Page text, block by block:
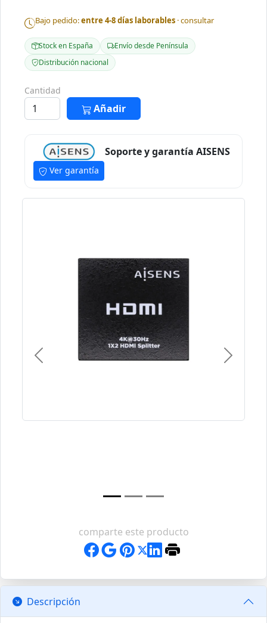
Bajo pedido:entre 4-8 días laborables · consultar
Stock en España
Envío desde Península
Distribución nacional
Cantidad
Añadir
Soporte y garantía AISENS
Ver garantía
Previous Next
comparte este producto
Descripción